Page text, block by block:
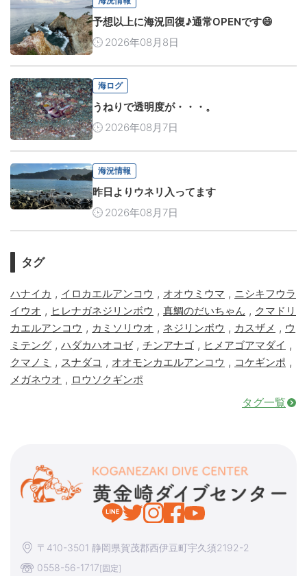
予想以上に海況回復♪通常OPENです😄
2026年08月8日
海ログ
うねりで透明度が・・・。
2026年08月7日
海況情報
昨日よりウネリ入ってます
2026年08月7日
タグ
ハナイカ , イロカエルアンコウ , オオウミウマ , ニシキフウラ
イウオ , ヒレナガネジリンボウ , 真鯛のだいちゃん , クマドリ
カエルアンコウ , カミソリウオ , ネジリンボウ , カスザメ , ウ
ミテング , ハダカハオコゼ, チンアナゴ , ヒメアゴアマダイ ,
クマノミ , スナダコ , オオモンカエルアンコウ , コケギンポ ,
メガネウオ , ロウソクギンポ
タグ一覧
〒410-3501 静岡県賀茂郡西伊豆町宇久須2192-2
0558-56-1717[固定]